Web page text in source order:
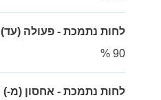
לחות נתמכת - פעולה (עד)
90 %
לחות נתמכת - אחסון (מ-)